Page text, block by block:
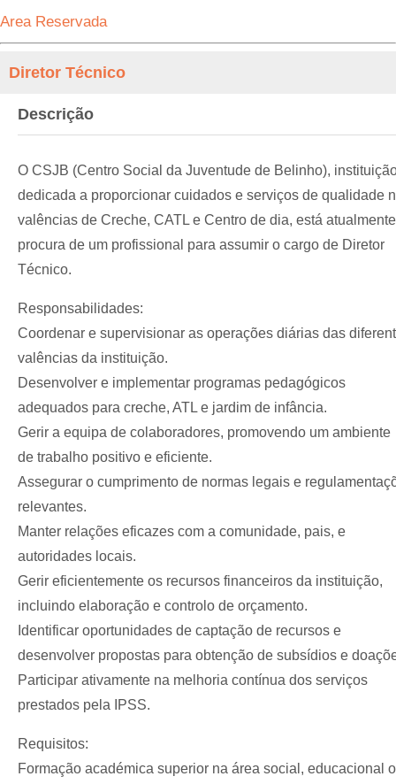
Area Reservada
Diretor Técnico
Descrição
O CSJB (Centro Social da Juventude de Belinho),
dedicada a proporcionar cuidados e serviços de qualidade
valências de Creche, CATL e Centro de dia, está
procura de um profissional para assumir o cargo de Diretor
Técnico.
Responsabilidades:
Coordenar e supervisionar as operações diárias das
valências da instituição.
Desenvolver e implementar programas pedagógicos
adequados para creche, ATL e jardim de infância.
Gerir a equipa de colaboradores, promovendo um ambiente
de trabalho positivo e eficiente.
Assegurar o cumprimento de normas legais e
relevantes.
Manter relações eficazes com a comunidade, pais, e
autoridades locais.
Gerir eficientemente os recursos financeiros da instituição,
incluindo elaboração e controlo de orçamento.
Identificar oportunidades de captação de recursos e
desenvolver propostas para obtenção de subsídios e
Participar ativamente na melhoria contínua dos serviços
prestados pela IPSS.
Requisitos:
Formação académica superior na área social, educacional